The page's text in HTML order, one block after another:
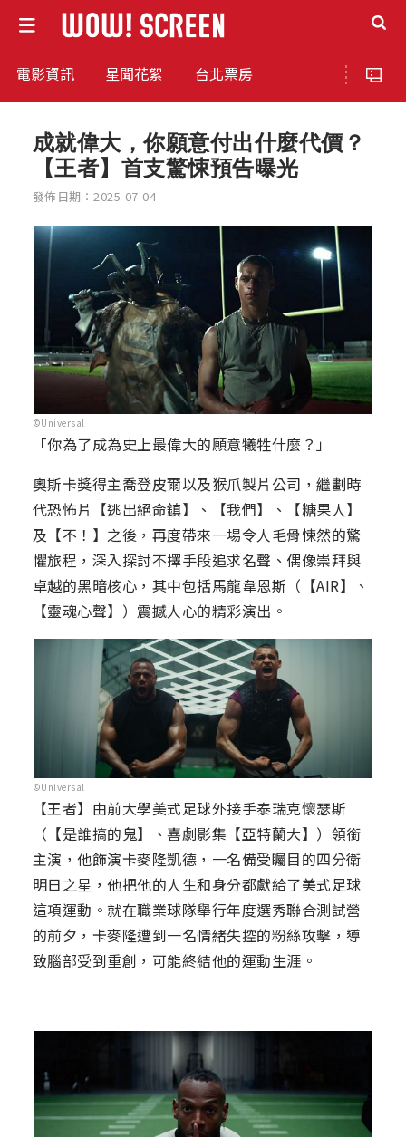
電影資訊 星聞花絮 台北票房
成就偉大，你願意付出什麼代價？
【王者】首支驚悚預告曝光
發佈日期：2025-07-04
©Universal
「你為了成為史上最偉大的願意犧牲什麼？」
奧斯卡獎得主喬登皮爾以及猴爪製片公司，繼劃時
代恐怖片【逃出絕命鎮】、【我們】、【糖果人】
及【不！】之後，再度帶來一場令人毛骨悚然的驚
懼旅程，深入探討不擇手段追求名聲、偶像崇拜與
卓越的黑暗核心，其中包括馬龍韋恩斯（【AIR】、
【靈魂心聲】）震撼人心的精彩演出。
©Universal
【王者】由前大學美式足球外接手泰瑞克懷瑟斯
（【是誰搞的鬼】、喜劇影集【亞特蘭大】）領銜
主演，他飾演卡麥隆凱德，一名備受矚目的四分衛
明日之星，他把他的人生和身分都獻給了美式足球
這項運動。就在職業球隊舉行年度選秀聯合測試營
的前夕，卡麥隆遭到一名情緒失控的粉絲攻擊，導
致腦部受到重創，可能終結他的運動生涯。